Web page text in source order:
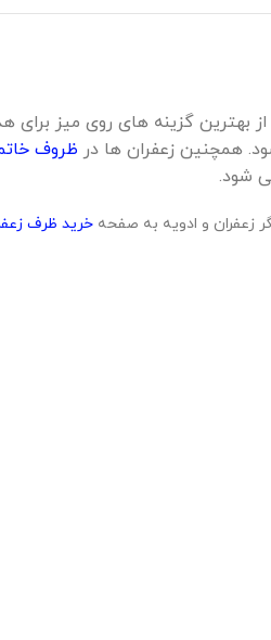
همچنین زعفران ها در ظروف
شود.
زعفران و ادویه به صفحه خرید ظرف